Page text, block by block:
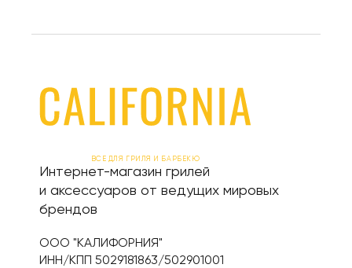
ВСЕ ДЛЯ ГРИЛЯ И БАРБЕКЮ
Интернет-магазин грилей
и аксессуаров от ведущих мировых
брендов
ООО "КАЛИФОРНИЯ"
ИНН/КПП 5029181863/502901001